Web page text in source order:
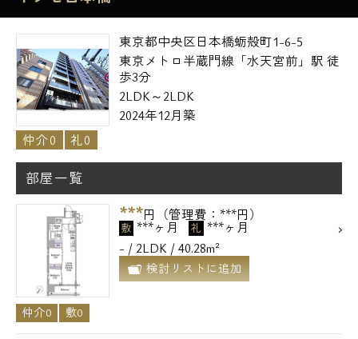
東京都中央区日本橋蛎殻町1-6-5
東京メトロ半蔵門線「水天宮前」駅 徒
歩3分
2LDK～2LDK
2024年12月築
仲介0
礼0
部屋一覧
***円（管理費：***円）
敷 ***ヶ月 礼 ***ヶ月
- / 2LDK / 40.28m²
検討リストに追加
仲介0 敷0